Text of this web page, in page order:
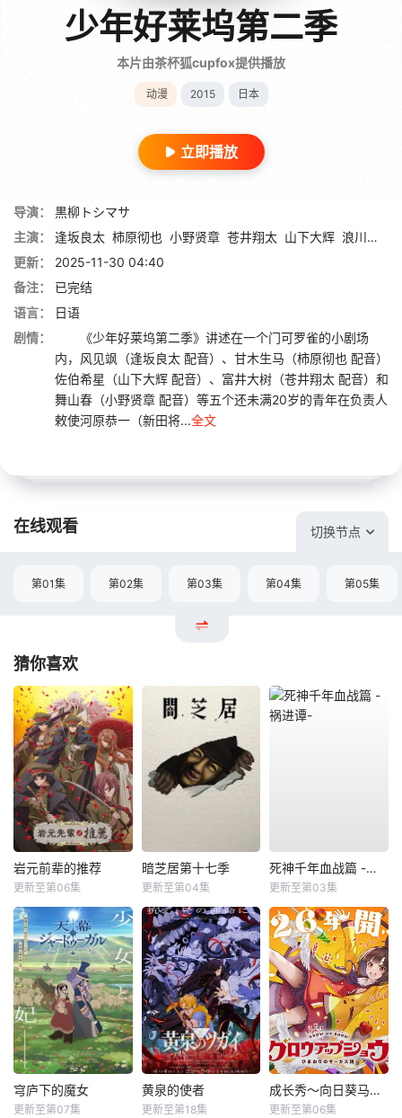
少年好莱坞第二季
本片由茶杯狐cupfox提供播放
动漫 2015 日本
立即播放
导演：
黒柳トシマサ
主演：
逢坂良太 柿原彻也 小野贤章 苍井翔太 山下大辉 浪川大辅
更新：
2025-11-30 04:40
备注：
已完结
语言：
日语
剧情：
《少年好莱坞第二季》讲述在一个门可罗雀的小剧场
内，风见飒（逢坂良太 配音）、甘木生马（柿原彻也 配音）
佐伯希星（山下大辉 配音）、富井大树（苍井翔太 配音）和
舞山春（小野贤章 配音）等五个还未满20岁的青年在负责人
敕使河原恭一（新田将...全文
在线观看 切换节点
第01集 第02集 第03集 第04集 第05集
猜你喜欢
岩元前辈的推荐
更新至第06集
暗芝居第十七季
更新至第04集
死神千年血战篇 -祸进谭-
更新至第03集
穹庐下的魔女
更新至第07集
黄泉的使者
更新至第18集
成长秀～向日葵马戏团～
更新至第06集